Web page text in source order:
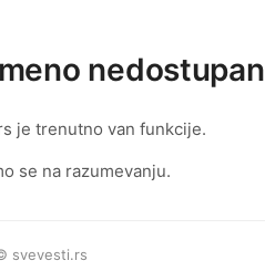
nedostupan
je trenutno van funkcije.
se na razumevanju.
svevesti.rs